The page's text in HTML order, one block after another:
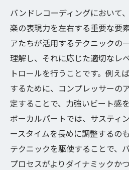
バンドレコーディングにおいて
楽の表現力を左右する重要な要
アたちが活用するテクニックの
理解し、それに応じた適切なレ
トロールを行うことです。例え
するために、コンプレッサーの
定することで、力強いビート感
ボーカルパートでは、サスティ
ースタイムを長めに調整するの
テクニックを駆使することで、
プロセスがよりダイナミックか